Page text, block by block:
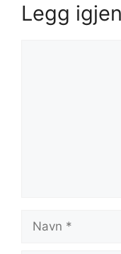
Legg
Navn